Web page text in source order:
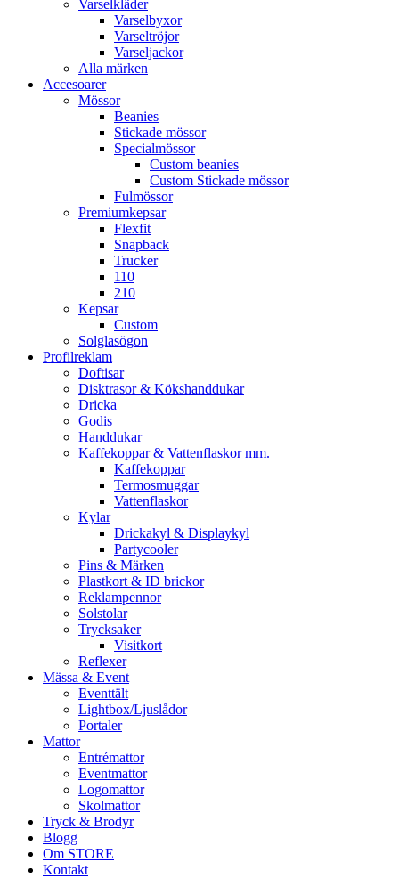
Varselkläder
Varselbyxor
Varseltröjor
Varseljackor
Alla märken
Accesoarer
Mössor
Beanies
Stickade mössor
Specialmössor
Custom beanies
Custom Stickade mössor
Fulmössor
Premiumkepsar
Flexfit
Snapback
Trucker
110
210
Kepsar
Custom
Solglasögon
Profilreklam
Doftisar
Disktrasor & Kökshanddukar
Dricka
Godis
Handdukar
Kaffekoppar & Vattenflaskor mm.
Kaffekoppar
Termosmuggar
Vattenflaskor
Kylar
Drickakyl & Displaykyl
Partycooler
Pins & Märken
Plastkort & ID brickor
Reklampennor
Solstolar
Trycksaker
Visitkort
Reflexer
Mässa & Event
Eventtält
Lightbox/Ljuslådor
Portaler
Mattor
Entrémattor
Eventmattor
Logomattor
Skolmattor
Tryck & Brodyr
Blogg
Om STORE
Kontakt